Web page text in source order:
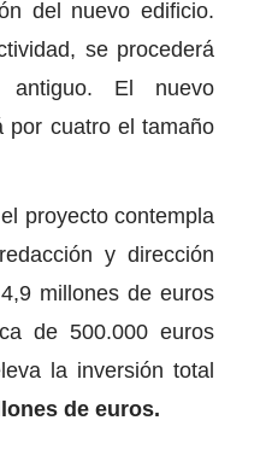
del nuevo edificio.
se procederá
El nuevo
por cuatro el tamaño
proyecto contempla
y dirección
millones de euros
de 500.000 euros
la inversión total
de euros.